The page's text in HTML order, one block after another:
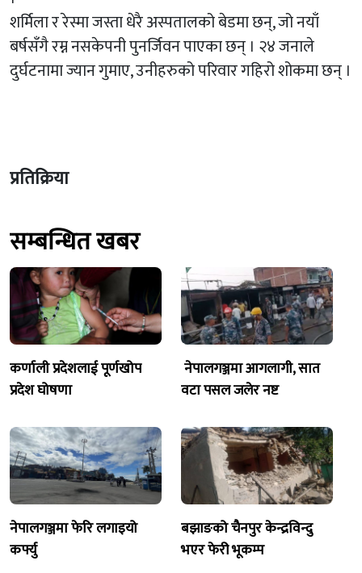
शर्मिला र रेस्मा जस्ता धेरै अस्पतालको बेडमा छन्, जो नयाँ
बर्षसँगै रम्न नसकेपनी पुनर्जिवन पाएका छन् । २४ जनाले
दुर्घटनामा ज्यान गुमाए, उनीहरुको परिवार गहिरो शोकमा छन् ।
प्रतिक्रिया
सम्बन्धित खबर
कर्णाली प्रदेशलाई पूर्णखोप
प्रदेश घोषणा
नेपालगञ्जमा आगलागी, सात
वटा पसल जलेर नष्ट
नेपालगञ्जमा फेरि लगाइयो
कर्फ्यु
बझाङको चैनपुर केन्द्रविन्दु
भएर फेरी भूकम्प